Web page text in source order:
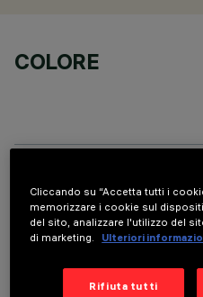
COLORE
COMPONENTI
Cliccando su “Accetta tutti i
memorizzare i cookie sul
del sito, analizzare l'utilizzo del
di marketing.
Ulteriori
Rifiuta tutti